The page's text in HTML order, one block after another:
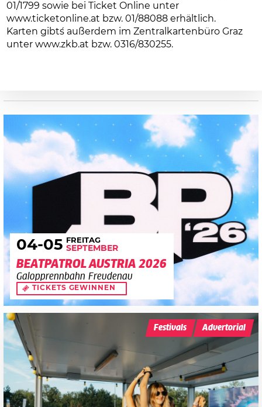
01/1799 sowie bei Ticket Online unter
www.ticketonline.at bzw. 01/88088 erhältlich.
Karten gibt´s außerdem im Zentralkartenbüro Graz
unterwww.zkb.at bzw. 0316/830255.
04-05 FREITAG
SEPTEMBER
BEATPATROL AUSTRIA 2026
Galopprennbahn Freudenau
TICKETS GEWINNEN
Festivals Advertorial